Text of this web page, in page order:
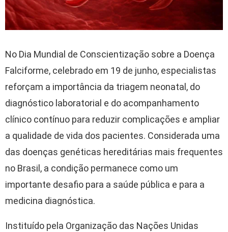
No Dia Mundial de Conscientização sobre a Doença
Falciforme, celebrado em 19 de junho, especialistas
reforçam a importância da triagem neonatal, do
diagnóstico laboratorial e do acompanhamento
clínico contínuo para reduzir complicações e ampliar
a qualidade de vida dos pacientes. Considerada uma
das doenças genéticas hereditárias mais frequentes
no Brasil, a condição permanece como um
importante desafio para a saúde pública e para a
medicina diagnóstica.
Instituído pela Organização das Nações Unidas